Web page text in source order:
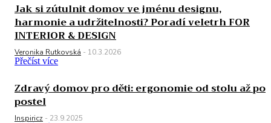
Jak si zútulnit domov ve jménu designu,
harmonie a udržitelnosti? Poradí veletrh FOR
INTERIOR & DESIGN
Veronika Rutkovská - 10.3.2026
Přečíst více
Zdravý domov pro děti: ergonomie od stolu až po
postel
Inspiricz - 23.9.2025